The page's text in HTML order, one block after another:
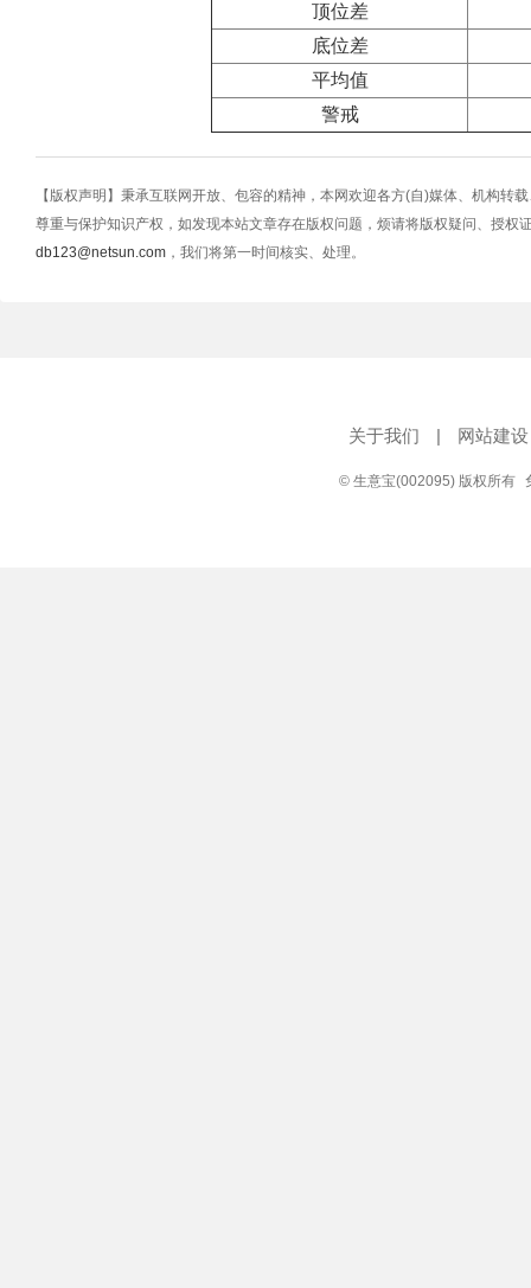
顶位差
底位差
平均值
警戒
【版权声明】秉承互联网开放、包容的精神，本网欢迎各方(自)媒体、机构转
尊重与保护知识产权，如发现本站文章存在版权问题，烦请将版权疑问、授权
db123@netsun.com ，我们将第一时间核实、处理。
关于我们 | 网站建设
© 生意宝(002095) 版权所有